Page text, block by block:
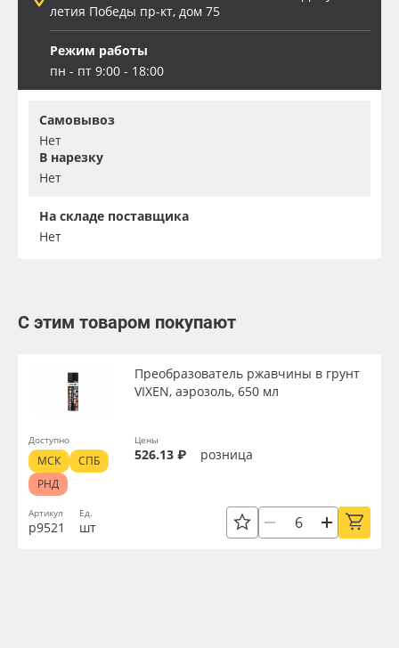
летия Победы пр-кт, дом 75
Режим работы
пн - пт 9:00 - 18:00
Самовывоз
Нет
В нарезку
Нет
На складе поставщика
Нет
С этим товаром покупают
Артикул
р9521
Преобразователь ржавчины в грунт
VIXEN, аэрозоль, 650 мл
Ед.
шт
Цены
526.13 ₽ розница
Доступно
МСК
СПБ
РНД